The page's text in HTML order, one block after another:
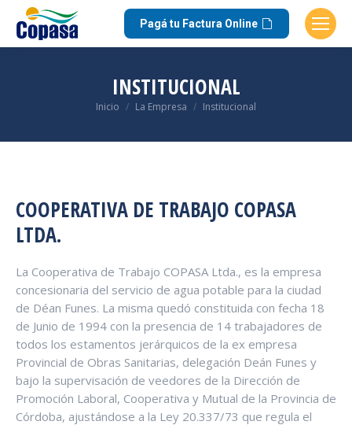
Pagá tu Factura Online
INSTITUCIONAL
Estás aquí:
Inicio La Empresa Institucional
COOPERATIVA DE TRABAJO COPASA
LTDA.
La Cooperativa de Trabajo COPASA Ltda., es la empresa
concesionaria del servicio de agua potable para la ciudad
de Déan Funes. La misma quedó constituida con fecha 18
de Junio de 1994 con la presencia de 14 trabajadores de
todos los estamentos jerárquicos de la ex empresa
Provincial de Obras Sanitarias, delegación Deán Funes y
bajo la supervisación de veedores de la Dirección de
Promoción Laboral, Cooperativa y Mutual de la Provincia de
Córdoba, ajustándose a la Ley 20.337/73 que regula el